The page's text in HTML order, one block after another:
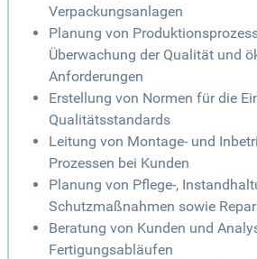
Verpackungsanlagen
Planung von
Überwachung der Qualität und
Anforderungen
Erstellung von Normen für die
Qualitätsstandards
Leitung von Montage- und
Prozessen bei Kunden
Planung von Pflege-,
Schutzmaßnahmen sowie
Beratung von Kunden und
Fertigungsabläufen